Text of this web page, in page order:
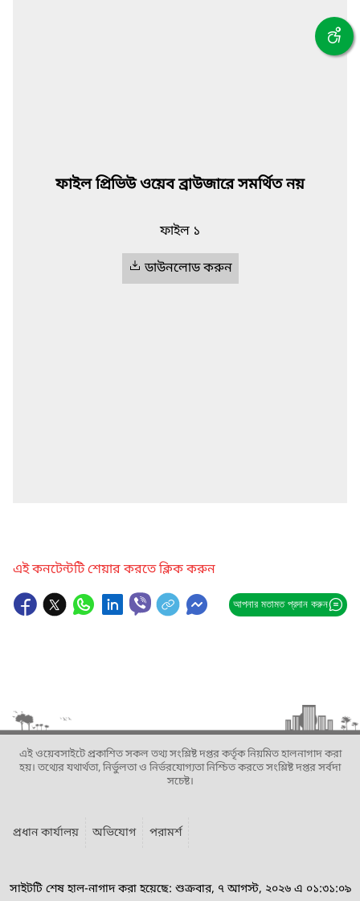
ফাইল প্রিভিউ ওয়েব ব্রাউজারে সমর্থিত নয়
ফাইল ১
ডাউনলোড করুন
এই কনটেন্টটি শেয়ার করতে ক্লিক করুন
আপনার মতামত প্রদান করুন
এই ওয়েবসাইটে প্রকাশিত সকল তথ্য সংশ্লিষ্ট দপ্তর কর্তৃক নিয়মিত হালনাগাদ করা
হয়। তথ্যের যথার্থতা, নির্ভুলতা ও নির্ভরযোগ্যতা নিশ্চিত করতে সংশ্লিষ্ট দপ্তর সর্বদা
সচেষ্ট।
প্রধান কার্যালয় অভিযোগ পরামর্শ
সাইটটি শেষ হাল-নাগাদ করা হয়েছে: শুক্রবার, ৭ আগস্ট, ২০২৬ এ ০১:৩১:০৯